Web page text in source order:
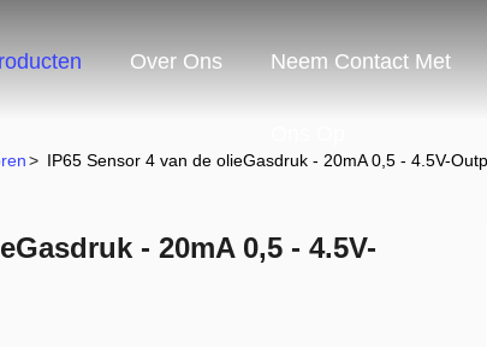
Over Ons Neem Contact Met
> IP65 Sensor 4 van de olieGasdruk - 20mA 0,5 - 4.5V-
- 20mA 0,5 - 4.5V-